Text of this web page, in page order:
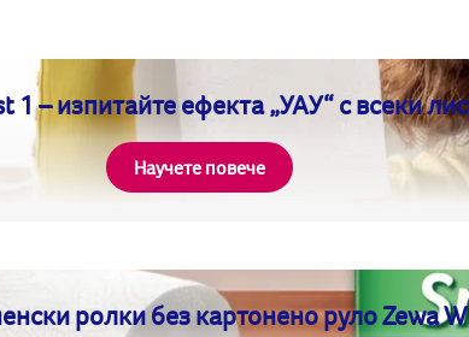
1 – изпитайте ефекта „УАУ“ с всеки
Научете повече
ролки без картонено руло Zewa